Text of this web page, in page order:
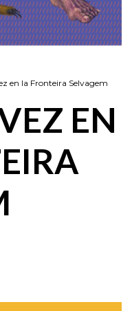
en la Fronteira Selvagem
EN